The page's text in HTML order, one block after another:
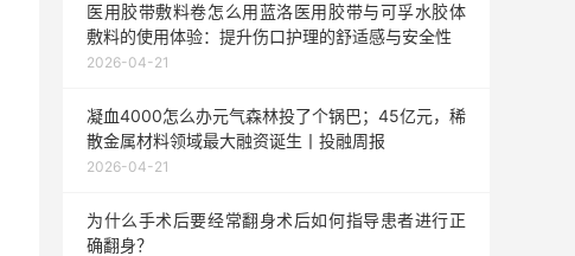
医用胶带敷料卷怎么用蓝洛医用胶带与可孚水胶体
敷料的使用体验：提升伤口护理的舒适感与安全性
2026-04-21
凝血4000怎么办元气森林投了个锅巴；45亿元，稀
散金属材料领域最大融资诞生丨投融周报
2026-04-21
为什么手术后要经常翻身术后如何指导患者进行正
确翻身？